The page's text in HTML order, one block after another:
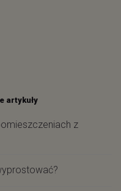
artykuły
z